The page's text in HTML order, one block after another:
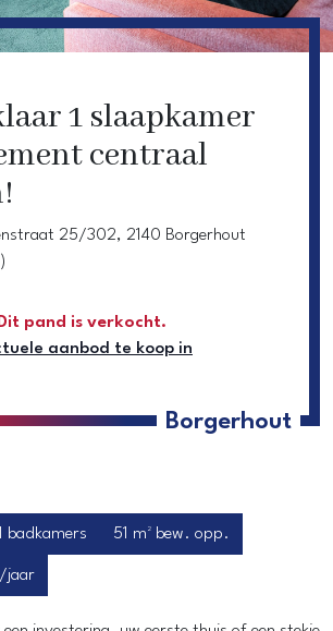
1 slaapkamer
centraal
25/302, 2140 Borgerhout
)
pand is verkocht.
aanbod te koop in
Borgerhout
badkamers 51 m² bew. opp.
/jaar